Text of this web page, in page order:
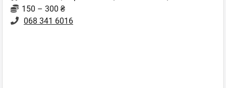
150 – 300 ₴
068 341 6016